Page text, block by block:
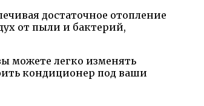
достаточное отопление
от пыли и бактерий,
можете легко изменять
кондиционер под ваши